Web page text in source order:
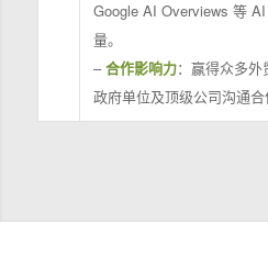
Google AI Overviews 等
量。
–合作影响力：赢得众多外
政府单位及顶级公司沟通合